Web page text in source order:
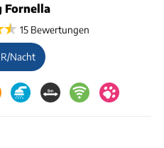
Fornella
15 Bewertungen
Nacht